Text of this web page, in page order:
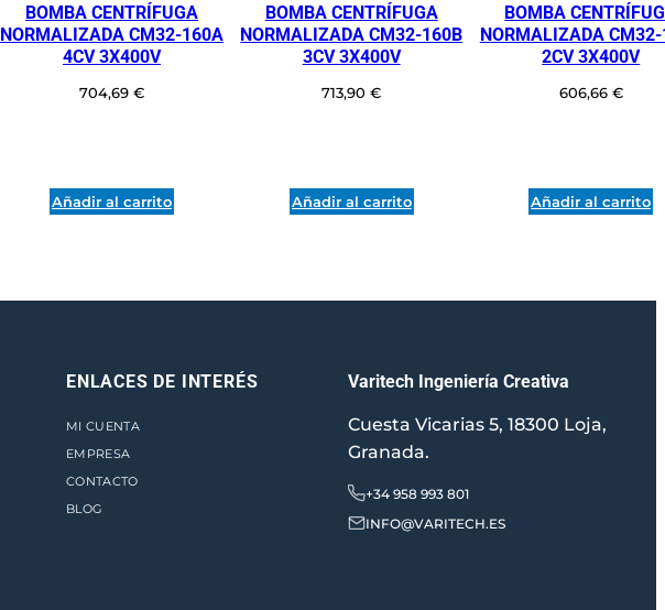
BOMBA CENTRÍFUGA
NORMALIZADA CM32-160A
4CV 3X400V
704,69€
Añadir al carrito
BOMBA CENTRÍFUGA
NORMALIZADA CM32-160B
3CV 3X400V
713,90€
Añadir al carrito
BOMBA
NORMALIZADA
2CV 3X400V
606,66 €
Añadir al carrito
ENLACES DE INTERÉS
MI CUENTA
EMPRESA
CONTACTO
BLOG
Varitech Ingeniería Creativa
Cuesta Vicarias 5, 18300 Loja,
Granada.
+34 958 993 801
INFO@VARITECH.ES